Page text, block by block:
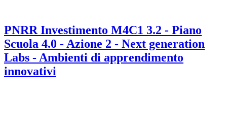
PNRR Investimento M4C1 3.2 - Piano
Scuola 4.0 - Azione 2 - Next generation
Labs - Ambienti di apprendimento
innovativi